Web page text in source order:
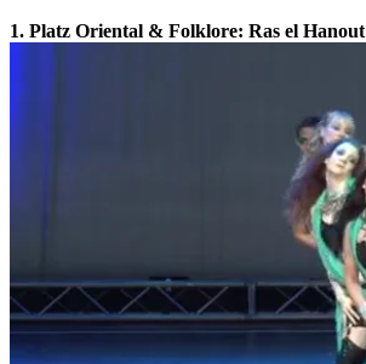
1. Platz Oriental & Folklore: Ras el Hanout